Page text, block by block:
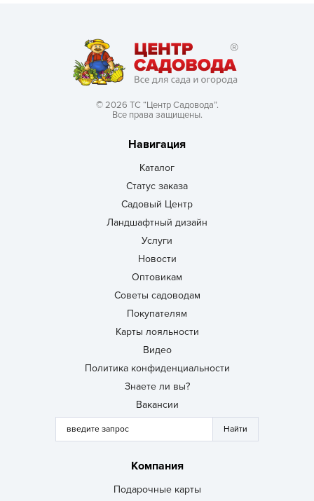
© 2026 ТС “Центр Садовода”.
Все права защищены.
Навигация
Каталог
Статус заказа
Садовый Центр
Ландшафтный дизайн
Услуги
Новости
Оптовикам
Советы садоводам
Покупателям
Карты лояльности
Видео
Политика конфиденциальности
Знаете ли вы?
Вакансии
Компания
Подарочные карты